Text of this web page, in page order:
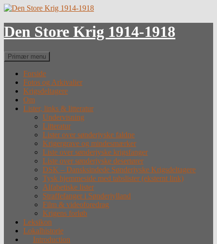
Hop
indhold
Den Store Krig 1914-1918
Søg
Primær menu
Forside
Fotos og Arkivalier
Krigsdeltagere
Om
Lister, links & litteratur
Undervisning
Litteratur
Lister over sønderjyske faldne
Krigergrave og mindesmærker
Liste over sønderjyske krigsfanger
Liste over sønderjyske desertører
DSK – Dansksindede Sønderjyske Krigsdeltagere
Tysk hjemmeside med tabslister (eksternt link)
Alfabetiske lister
Straffefanger i Sønderjylland
Film & videoforedrag
Krigens forløb
Leksikon
Lokalhistorie
Introduction